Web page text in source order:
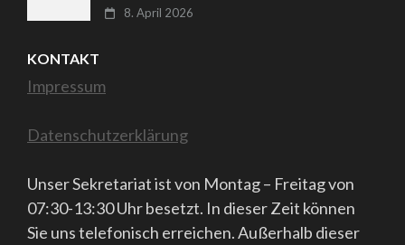
8. April 2026
KONTAKT
Impressum
Datenschutzerklärung
Unser Sekretariat ist von Montag – Freitag von
07:30-13:30 Uhr besetzt. In dieser Zeit können
Sie uns telefonisch erreichen. Außerhalb dieser